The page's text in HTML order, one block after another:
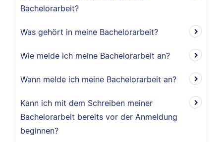
Bachelorarbeit?
Was gehört in meine Bachelorarbeit?
Wie melde ich meine Bachelorarbeit an?
Wann melde ich meine Bachelorarbeit an?
Kann ich mit dem Schreiben meiner
Bachelorarbeit bereits vor der Anmeldung
beginnen?